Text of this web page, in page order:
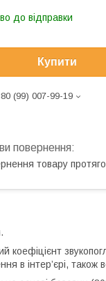
до відправки
Купити
(99) 007-99-19
товару
в інтер’єрі, також